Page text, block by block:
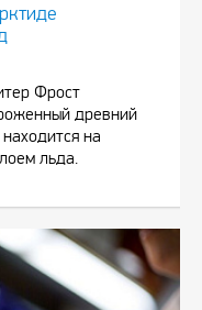
Фрост
древний
на
льда.